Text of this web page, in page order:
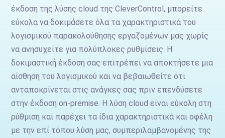
έκδοση της λύσης cloud της CleverControl, μπορείτε
εύκολα να δοκιμάσετε όλα τα χαρακτηριστικά του
λογισμικού παρακολούθησης εργαζομένων μας χωρίς
να ανησυχείτε για πολύπλοκες ρυθμίσεις. Η
δοκιμαστική έκδοση σας επιτρέπει να αποκτήσετε μια
αίσθηση του λογισμικού και να βεβαιωθείτε ότι
ανταποκρίνεται στις ανάγκες σας πριν επενδύσετε
στην έκδοση on-premise. Η λύση cloud είναι εύκολη στη
ρύθμιση και παρέχει τα ίδια χαρακτηριστικά και οφέλη
με την επί τόπου λύση μας, συμπεριλαμβανομένης της